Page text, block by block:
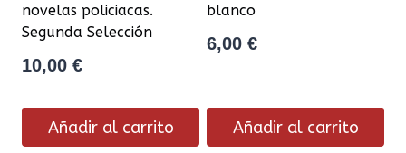
novelas policiacas.
Segunda Selección
10,00 €
Añadir al carrito
blanco
6,00 €
Añadir al carrito